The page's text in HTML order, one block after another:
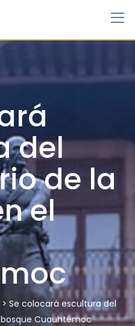
del
de la
el
> Se colocará escultura del
bosque Cuauhtémoc